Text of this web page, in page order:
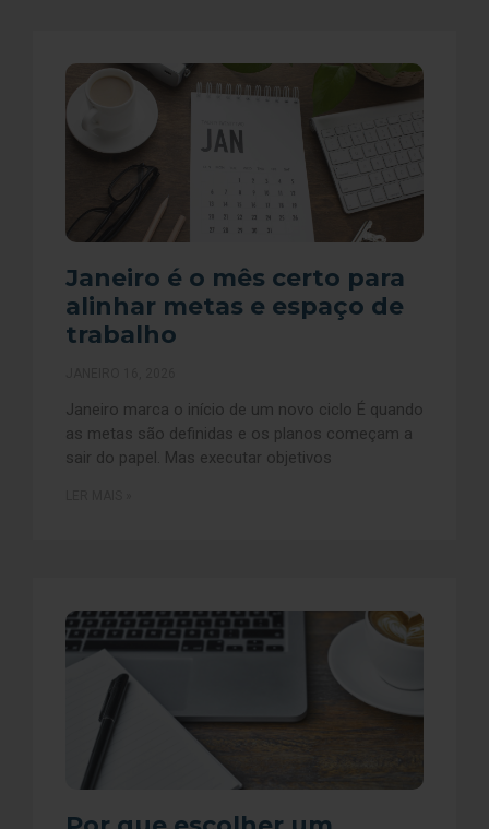
Janeiro é o mês certo para
alinhar metas e espaço de
trabalho
Janeiro marca o início de um novo ciclo É quando
as metas são definidas e os planos começam a
sair do papel. Mas executar objetivos